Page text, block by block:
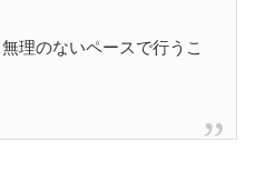
理のないペースで行うこ